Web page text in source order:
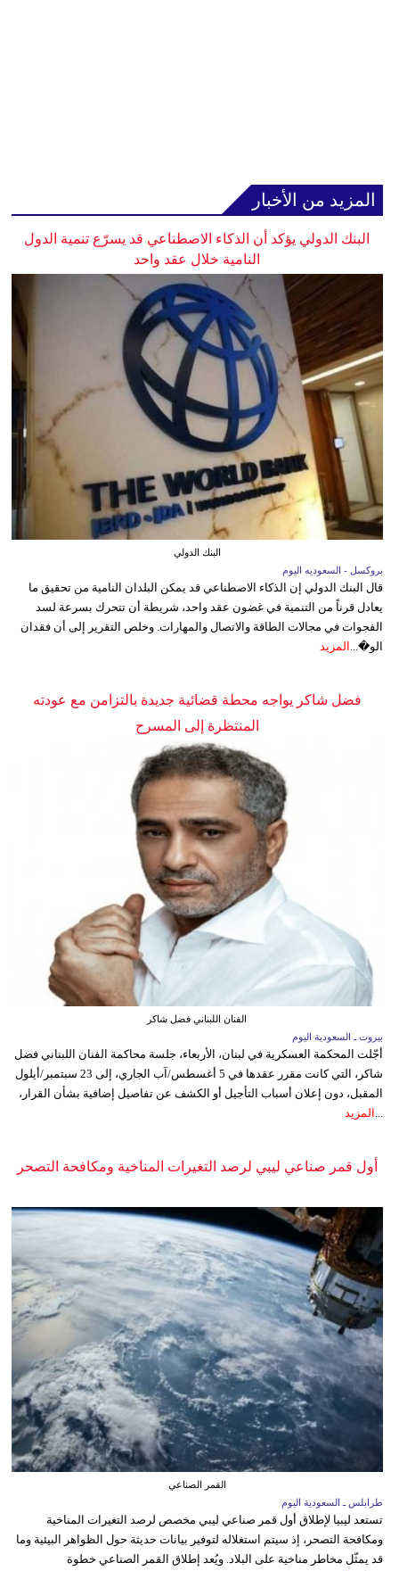
المزيد من الأخبار
البنك الدولي يؤكد أن الذكاء الاصطناعي قد يسرّع تنمية الدول
النامية خلال عقد واحد
البنك الدولي
بروكسل - السعوديه اليوم
قال البنك الدولي إن الذكاء الاصطناعي قد يمكن البلدان النامية من تحقيق ما
يعادل قرناً من التنمية في غضون عقد واحد، شريطة أن تتحرك بسرعة لسد
الفجوات في مجالات الطاقة والاتصال والمهارات. وخلص التقرير إلى أن فقدان
الو�...
المزيد
فضل شاكر يواجه محطة قضائية جديدة بالتزامن مع عودته
المنتظرة إلى المسرح
الفنان اللبناني فضل شاكر
بيروت ـ السعودية اليوم
أجّلت المحكمة العسكرية في لبنان، الأربعاء، جلسة محاكمة الفنان اللبناني فضل
شاكر، التي كانت مقرر عقدها في 5 أغسطس/آب الجاري، إلى 23 سبتمبر/أيلول
المقبل، دون إعلان أسباب التأجيل أو الكشف عن تفاصيل إضافية بشأن القرار،
المزيد
أول قمر صناعي ليبي لرصد التغيرات المناخية ومكافحة التصحر
القمر الصناعي
طرابلس ـ السعودية اليوم
تستعد ليبيا لإطلاق أول قمر صناعي ليبي مخصص لرصد التغيرات المناخية
ومكافحة التصحر، إذ سيتم استغلاله لتوفير بيانات حديثة حول الظواهر البيئية وما
قد يمثّل مخاطر مناخية على البلاد. ويُعد إطلاق القمر الصناعي خطوة